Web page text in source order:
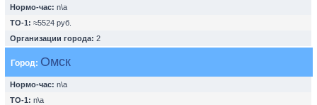
Нормо-час: n\a
ТО-1: ≈5524 руб.
Организации города: 2
Город: Омск
Нормо-час: n\a
ТО-1: n\a